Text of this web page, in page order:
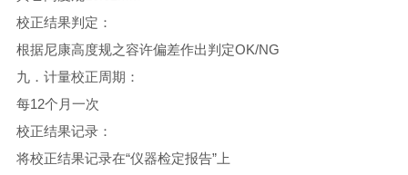
校正结果判定：
根据尼康高度规之容许偏差作出判定OK/NG
九．计量校正周期：
每12个月一次
校正结果记录：
将校正结果记录在“仪器检定报告”上